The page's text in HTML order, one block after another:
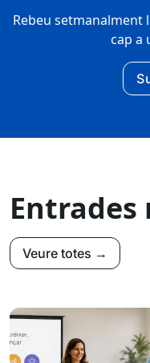
Rebeu setmanalment
cap a
Entrades
Veure totes →